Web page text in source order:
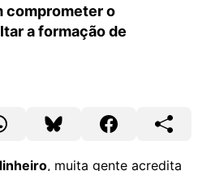
comprometer o
a formação de
, muita gente acredita